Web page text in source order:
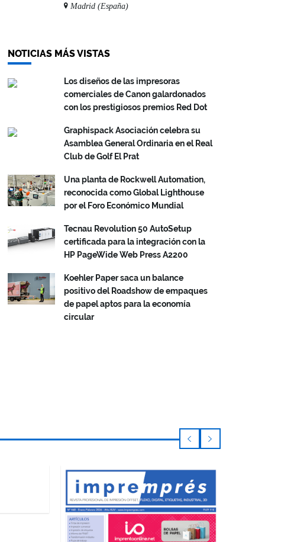
Madrid (España)
NOTICIAS MÁS VISTAS
Los diseños de las impresoras
comerciales de Canon galardonados
con los prestigiosos premios Red Dot
Graphispack Asociación celebra su
Asamblea General Ordinaria en el Real
Club de Golf El Prat
Una planta de Rockwell Automation,
reconocida como Global Lighthouse
por el Foro Económico Mundial
Tecnau Revolution 50 AutoSetup
certificada para la integración con la
HP PageWide Web Press A2200
Koehler Paper saca un balance
positivo del Roadshow de empaques
de papel aptos para la economía
circular